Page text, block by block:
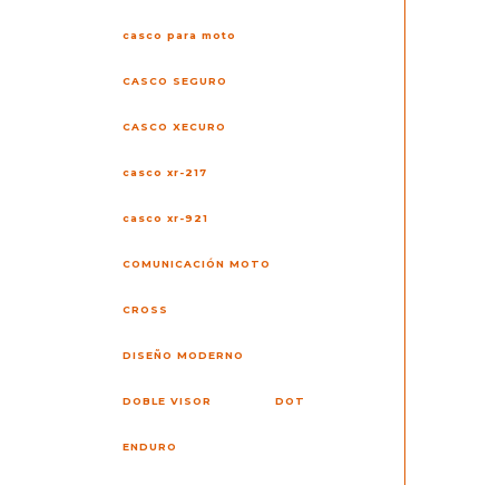
casco para moto
CASCO SEGURO
CASCO XECURO
casco xr-217
casco xr-921
COMUNICACIÓN MOTO
CROSS
DISEÑO MODERNO
DOBLE VISOR DOT
ENDURO